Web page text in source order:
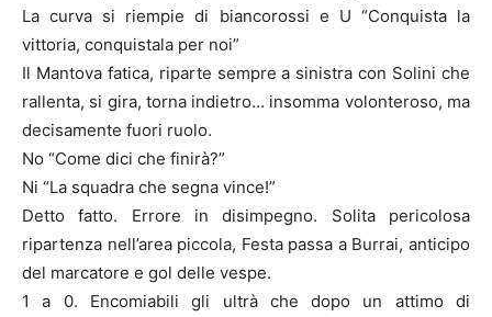
La curva si riempie di biancorossi e U “Conquista la
vittoria, conquistala per noi”
Il Mantova fatica, riparte sempre a sinistra con Solini che
rallenta, si gira, torna indietro… insomma volonteroso, ma
decisamente fuori ruolo.
No “Come dici che finirà?”
Ni “La squadra che segna vince!”
Detto fatto. Errore in disimpegno. Solita pericolosa
ripartenza nell’area piccola, Festa passa a Burrai, anticipo
del marcatore e gol delle vespe.
1 a 0. Encomiabili gli ultrà che dopo un attimo di